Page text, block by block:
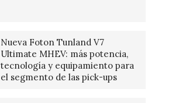
Nueva Foton Tunland V7
Ultimate MHEV: más potencia,
tecnología y equipamiento para
el segmento de las pick-ups